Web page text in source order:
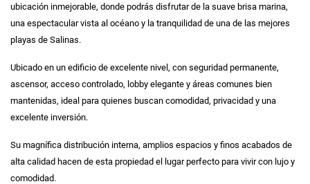
ubicación inmejorable, donde podrás disfrutar de la suave brisa marina,
una espectacular vista al océano y la tranquilidad de una de las mejores
playas de Salinas.
Ubicado en un edificio de excelente nivel, con seguridad permanente,
ascensor, acceso controlado, lobby elegante y áreas comunes bien
mantenidas, ideal para quienes buscan comodidad, privacidad y una
excelente inversión.
Su magnífica distribución interna, amplios espacios y finos acabados de
alta calidad hacen de esta propiedad el lugar perfecto para vivir con lujo y
comodidad.